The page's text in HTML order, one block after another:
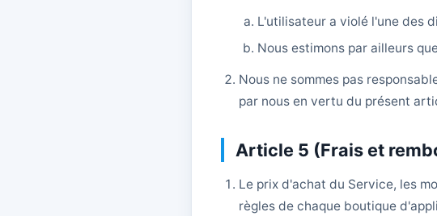
L'utilisateur a violé l'une des
Nous estimons par ailleurs
Nous ne sommes pas
par nous en vertu du présent
Article 5 (Frais et
Le prix d'achat du Service, les
règles de chaque boutique